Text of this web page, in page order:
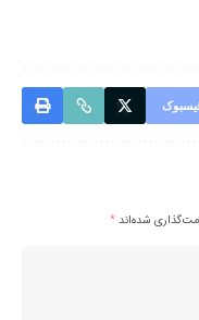
شده‌اند*